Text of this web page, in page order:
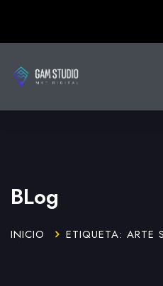
BLog
INICIO ETIQUETA: ARTE